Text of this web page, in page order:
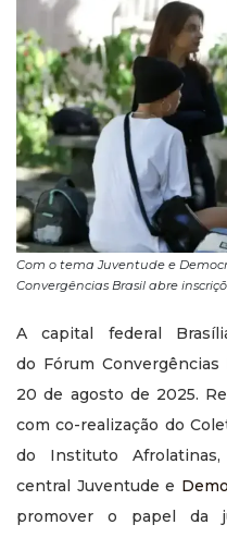
Com o tema Juventude e
Convergências Brasil abre
A capital federal
do Fórum
20 de agosto de 2025.
com co-realização do
do Instituto
central Juventude e
promover o papel da